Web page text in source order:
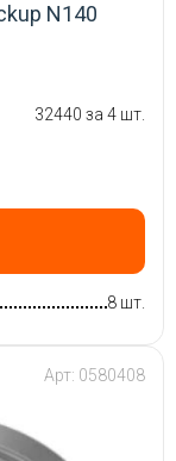
N140
32440 за 4 шт.
8 шт.
Арт: 0580408